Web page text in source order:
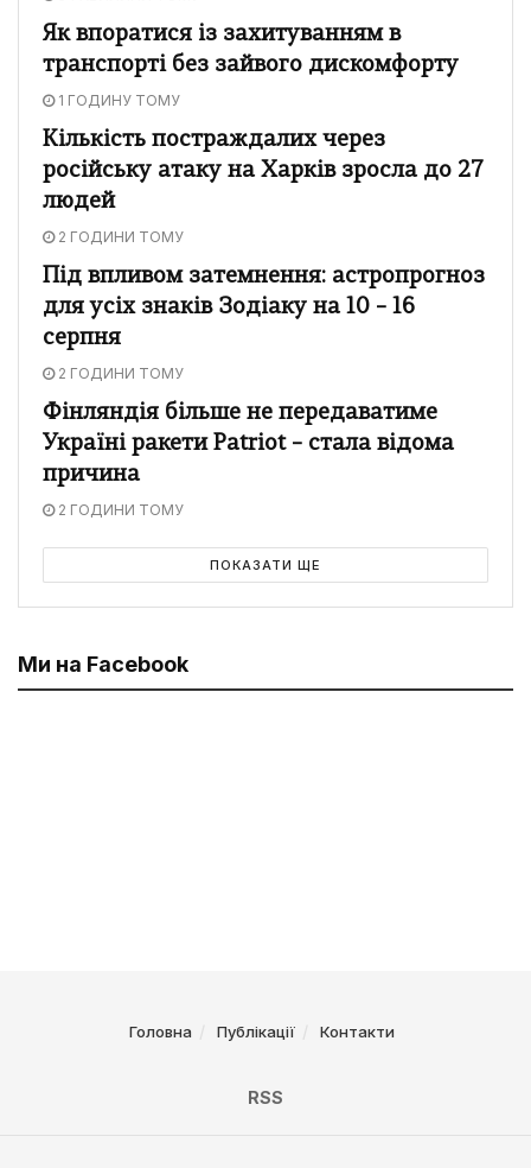
Як впоратися із захитуванням в
транспорті без зайвого дискомфорту
1 ГОДИНУ ТОМУ
Кількість постраждалих через
російську атаку на Харків зросла до 27
людей
2 ГОДИНИ ТОМУ
Під впливом затемнення: астропрогноз
для усіх знаків Зодіаку на 10 – 16
серпня
2 ГОДИНИ ТОМУ
Фінляндія більше не передаватиме
Україні ракети Patriot – стала відома
причина
2 ГОДИНИ ТОМУ
ПОКАЗАТИ ЩЕ
Ми на Facebook
Головна Публікації Контакти
RSS